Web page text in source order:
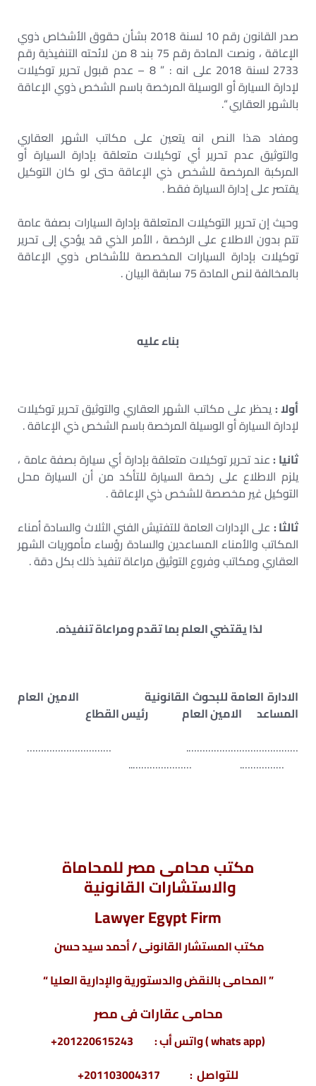
صدر القانون رقم 10 لسنة 2018 بشأن حقوق الأشخاص ذوي
الإعاقة ، ونصت المادة رقم 75 بند 8 من لائحته التنفيذية رقم
2733 لسنة 2018 على انه : ” 8 – عدم قبول تحرير توكيلات
لإدارة السيارة أو الوسيلة المرخصة باسم الشخص ذوي الإعاقة
بالشهر العقاري “.
ومفاد هذا النص انه يتعين على مكاتب الشهر العقاري
والتوثيق عدم تحرير أي توكيلات متعلقة بإدارة السيارة أو
المركبة المرخصة للشخص ذي الإعاقة حتى لو كان التوكيل
يقتصر على إدارة السيارة فقط .
وحيث إن تحرير التوكيلات المتعلقة بإدارة السيارات بصفة عامة
تتم بدون الاطلاع على الرخصة ، الأمر الذي قد يؤدي إلى تحرير
توكيلات بإدارة السيارات المخصصة للأشخاص ذوي الإعاقة
بالمخالفة لنص المادة 75 سابقة البيان .
بناء عليه
أولا :يحظر على مكاتب الشهر العقاري والتوثيق تحرير توكيلات
لإدارة السيارة أو الوسيلة المرخصة باسم الشخص ذي الإعاقة .
ثانيا :عند تحرير توكيلات متعلقة بإدارة أي سيارة بصفة عامة ،
يلزم الاطلاع على رخصة السيارة للتأكد من أن السيارة محل
التوكيل غير مخصصة للشخص ذي الإعاقة .
ثالثا : على الإدارات العامة للتفتيش الفني الثلاث والسادة أمناء
المكاتب والأمناء المساعدين والسادة رؤساء مأموريات الشهر
العقاري ومكاتب وفروع التوثيق مراعاة تنفيذ ذلك بكل دقة .
لذا يقتضي العلم بما تقدم ومراعاة تنفيذه.
الادارة العامة للبحوث القانونية الامين العام
المساعد الامين العام رئيس القطاع
…………………………………. …………………………
……………. …………………..
مكتب محامى مصر للمحاماة
والاستشارات القانونية
Lawyer Egypt Firm
مكتب المستشار القانونى / أحمد سيد حسن
” المحامى بالنقض والدستورية والإدارية العليا “
محامى عقارات فى مصر
(whats app ) واتس أب : 201220615243+
للتواصل : 201103004317+